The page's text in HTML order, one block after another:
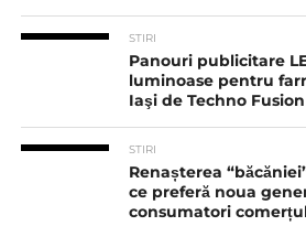
STIRI
Panouri publicitare
luminoase pentru
Iaşi de Techno Fusion
STIRI
Renașterea
ce preferă noua
consumatori